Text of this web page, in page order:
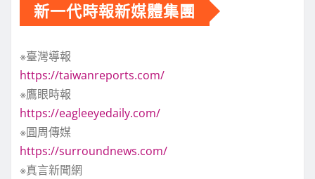
新一代時報新媒體集團
※臺灣導報
https://taiwanreports.com/
※鷹眼時報
https://eagleeyedaily.com/
※圓周傳媒
https://surroundnews.com/
※真言新聞網